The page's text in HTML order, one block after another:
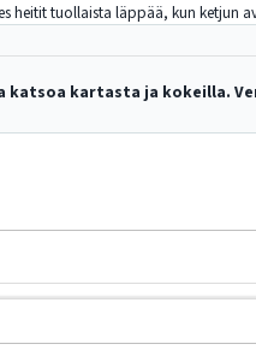
tuollaista läppää, kun ketjun
kartasta ja kokeilla.